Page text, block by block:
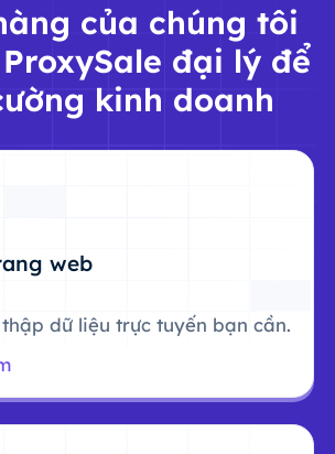
của chúng tôi
đại lý để
kinh doanh
web
dữ liệu trực tuyến bạn cần.